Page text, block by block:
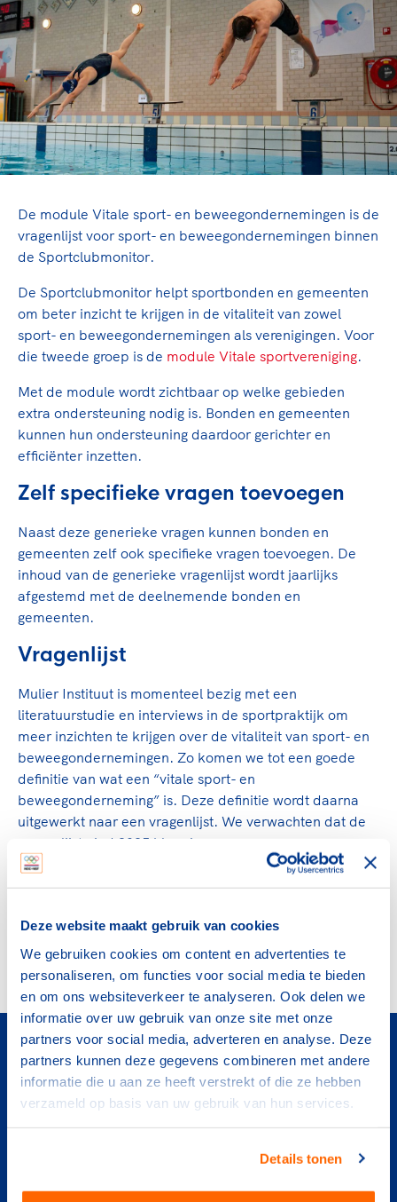
Deze website maakt gebruik van cookies
We gebruiken cookies om content en advertenties te
personaliseren, om functies voor social media te bieden
en om ons websiteverkeer te analyseren. Ook delen we
informatie over uw gebruik van onze site met onze
partners voor social media, adverteren en analyse. Deze
partners kunnen deze gegevens combineren met andere
informatie die u aan ze heeft verstrekt of die ze hebben
verzameld op basis van uw gebruik van hun services.
Details tonen
Sportonderzoek
Sportakkoord II
Game Changer
TeamNL kids
Olympische geschiedenis
Nieuwspagina
Columns
Sport gaat niet vanzelf
Sport verenigt. Op sportclubs, pleintjes, tijdens
een rondje fietsen, door samen te skaten of naar
de sportschool te gaan. Door samen te juichen
voor Sifan Hassan, Rico Verhoeven, Diede de
Groot en het Nederlands Elftal. Of met trots te
genieten van de karatewedstrijd van je dochter,
de halve marathon van je moeder of de
hockeywedstrijd van je buurjongen.
Lees verder
Veilige en integere sport
Diversiteit en inclusie
Gezonde sportomgeving
Duurzaamheid
Bekwaam sportkader
Vitale clubs en bestuurlijk kader
Sportmatch
Clubacties
Handboek Wet- en Regelgeving
Opleidingen en trainingen
High5 Stappenplan
Clubondersteuning
Beroepskrachten
Samen voor een veilige
sportomgeving
Voor welk gedrag staat de club? Wat mag wel
langs de lijn, in de kleedkamer, kantine en online?
En wat mag vooral niet? Een gedragscode geeft
hier richting aan en is dus een belangrijk
ongewenst gedrag.
Lees verder
TeamNL Academie Kalender
Kennisaanbod TeamNL Experts
TeamNL Sport Science Centre
Olympische Spelen LA28
Europese Spelen Istanbul 2027
Topsportfinanciering
Maatschappelijke waarde topsport
Top teamsportcompetities
De TeamNL Academie
De TeamNL Academie biedt een leer- en
binnen TeamNL programma's: experts, coaches,
toekomstig kader.
Lees verder
De module Vitale sport- en beweegondernemingen is de
vragenlijst voor sport- en beweegondernemingen binnen
de Sportclubmonitor.
De Sportclubmonitor helpt sportbonden en gemeenten
om beter inzicht te krijgen in de vitaliteit van zowel
sport- en beweegondernemingen als verenigingen. Voor
die tweede groep is de module Vitale sportvereniging.
Met de module wordt zichtbaar op welke gebieden
extra ondersteuning nodig is. Bonden en gemeenten
kunnen hun ondersteuning daardoor gerichter en
efficiënter inzetten.
Zelf specifieke vragen toevoegen
Naast deze generieke vragen kunnen bonden en
gemeenten zelf ook specifieke vragen toevoegen. De
inhoud van de generieke vragenlijst wordt jaarlijks
afgestemd met de deelnemende bonden en
gemeenten.
Vragenlijst
Mulier Instituut is momenteel bezig met een
literatuurstudie en interviews in de sportpraktijk om
meer inzichten te krijgen over de vitaliteit van sport- en
beweegondernemingen. Zo komen we tot een goede
definitie van wat een “vitale sport- en
beweegonderneming” is. Deze definitie wordt daarna
uitgewerkt naar een vragenlijst. We verwachten dat de
vragenlijst eind 2025 klaar is.
Voordelen voor sport- en
Sport- en beweegondernemingen krijgen inzicht in hun
beleid en werkwijze. Dit helpt hen bij het maken van
plannen voor de toekomst.
Vragenlijst
Mulier Instituut is momenteel bezig met een
literatuurstudie en interviews in de sportpraktijk
om meer inzichten te krijgen over de vitaliteit van
tot een goede definitie van wat een “vitale sport-
en beweegonderneming” is. Deze definitie wordt